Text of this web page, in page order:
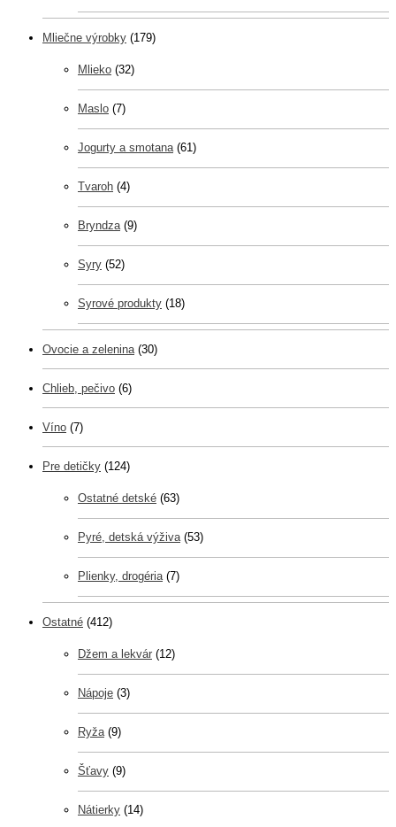
Mliečne výrobky (179)
Mlieko (32)
Maslo (7)
Jogurty a smotana (61)
Tvaroh (4)
Bryndza (9)
Syry (52)
Syrové produkty (18)
Ovocie a zelenina (30)
Chlieb, pečivo (6)
Víno (7)
Pre detičky (124)
Ostatné detské (63)
Pyré, detská výživa (53)
Plienky, drogéria (7)
Ostatné (412)
Džem a lekvár (12)
Nápoje (3)
Ryža (9)
Šťavy (9)
Nátierky (14)